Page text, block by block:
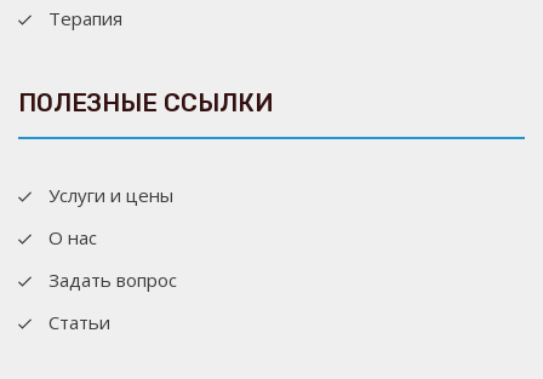
Терапия
ПОЛЕЗНЫЕ ССЫЛКИ
Услуги и цены
О нас
Задать вопрос
Статьи